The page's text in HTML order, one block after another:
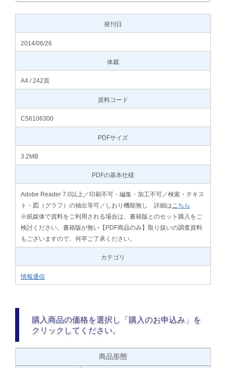
発刊日
2014/06/26
体裁
A4 / 242頁
資料コード
C56106300
PDFサイズ
3.2MB
PDFの基本仕様
Adobe Reader 7.0以上／印刷不可・編集・加工不可／検索・テキス
ト・図（グラフ）の抽出等可／しおり機能無し 詳細は こちら
※紙媒体で資料をご利用される場合は、書籍版とのセット購入をご
検討ください。書籍版が無い【PDF商品のみ】取り扱いの調査資料
もございますので、何卒ご了承ください。
カテゴリ
情報通信
購入商品の価格を選択し「購入のお申込み」を
クリックしてください。
商品形態